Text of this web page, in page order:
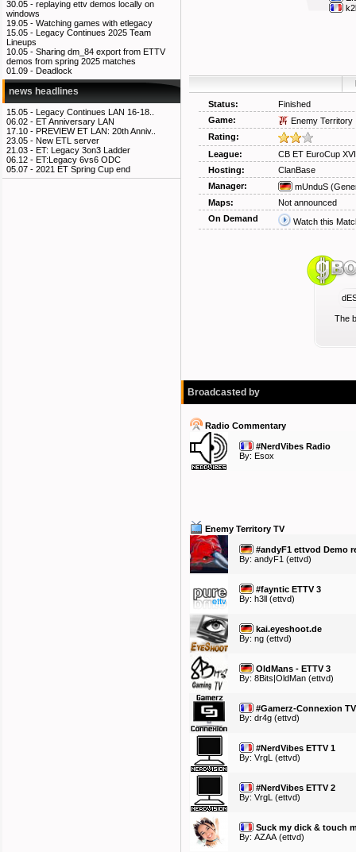
30.05 - replaying ettv demos locally on
windows
19.05 - Watching games with etlegacy
15.05 - Legacy Continues 2025 Team
Lineups
10.05 - Sharing dm_84 export from ETTV
demos from spring 2025 matches
01.09 - Deadlock
news headlines
15.05 - Legacy Continues LAN 16-18..
06.02 - ET Anniversary LAN
17.10 - PREVIEW ET LAN: 20th Anniv..
23.05 - New ETL server
21.03 - ET: Legacy 3on3 Ladder
06.12 - ET:Legacy 6vs6 ODC
05.07 - 2021 ET Spring Cup end
Status:
Finished
Game:
Enemy Territory
Rating:
League:
CB ET EuroCup
Hosting:
ClanBase
Manager:
mUnduS
Maps:
Not announced
On Demand
Watch this
The
Broadcasted by
Radio Commentary
#NerdVibes Radio
By: Esox
Enemy Territory TV
#andyF1 ettvod Demo
By: andyF1 (ettvd)
#fayntic ETTV 3
By: h3ll (ettvd)
kai.eyeshoot.de
By: ng (ettvd)
OldMans - ETTV 3
By: 8Bits|OldMan (ettvd)
#Gamerz-Connexion
By: dr4g (ettvd)
#NerdVibes ETTV 1
By: VrgL (ettvd)
#NerdVibes ETTV 2
By: VrgL (ettvd)
Suck my dick & touch
By: AZAA (ettvd)